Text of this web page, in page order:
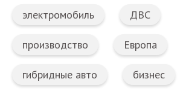
электромобиль ДВС
производство Европа
гибридные авто бизнес